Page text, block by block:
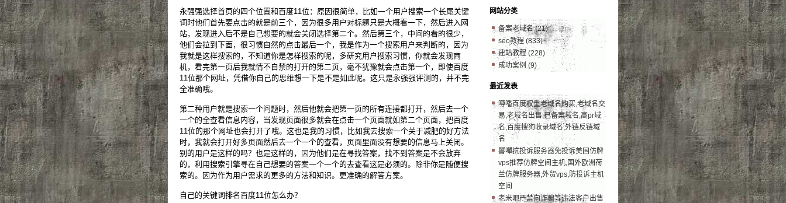
永强强选择首页的四个位置和百度11位：原因很简单，比如一个用户搜索一个长尾关键
词时他们首先要点击的就是前三个，因为很多用户对标题只是大概看一下，然后进入网
站，发现进入后不是自己想要的就会关闭选择第二个。然后第三个，中间的看的很少，
他们会拉到下面，很习惯自然的点击最后一个，我是作为一个搜索用户来判断的，因为
我就是这样搜索的，不知道你是怎样搜索的呢，多研究用户搜索习惯，你就会发现商
机，看完第一页后我就情不自禁的打开的第二页，毫不犹豫就会点击第一个，即使百度
11位那个网址，凭借你自己的思维想一下是不是如此呢。这只是永强强评测的，并不完
全准确哦。
第二种用户就是搜索一个问题时，然后他就会把第一页的所有连接都打开，然后去一个
一个的全查看信息内容，当发现页面很多就会在点击一个页面就如第二个页面，把百度
11位的那个网址也会打开了哦。这也是我的习惯，比如我去搜索一个关于减肥的好方法
时，我就会打开好多页面然后去一个一个的查看，页面里面没有想要的信息马上关闭。
别的用户是这样的吗？也是这样的，因为他们是在寻找答案，找不到答案是不会放弃
的，利用搜索引擎寻在自己想要的答案一个一个的去查看这是必须的。除非你是随便搜
索的。因为作为用户需求的更多的方法和知识。更准确的解答方案。
自己的关键词排名百度11位怎么办？
网站分类
备案老域名(21)
seo教程 (833)
建站教程 (228)
成功案例 (9)
最近发表
噂噃百度权重老域名购买,老域名交
易,老域名出售,已备案域名,高pr域
名,百度搜狗收录域名,外链反链域
名
嘼嘽抗投诉服务器免投诉美国仿牌
vps推荐仿牌空间主机,国外欧洲荷
兰仿牌服务器,外贸vps,防投诉主机
空间
老米吧严禁向诈骗等违法客户出售